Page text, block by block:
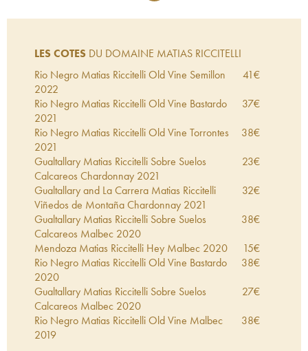
LES COTES DU DOMAINE MATIAS RICCITELLI
Rio Negro Matias Riccitelli Old Vine Semillon
2022
41€
Rio Negro Matias Riccitelli Old Vine Bastardo
2021
37€
Rio Negro Matias Riccitelli Old Vine Torrontes
2021
38€
Gualtallary Matias Riccitelli Sobre Suelos
Calcareos Chardonnay 2021
23€
Gualtallary and La Carrera Matias Riccitelli
Viñedos de Montaña Chardonnay 2021
32€
Gualtallary Matias Riccitelli Sobre Suelos
Calcareos Malbec 2020
38€
Mendoza Matias Riccitelli Hey Malbec 2020 15€
Rio Negro Matias Riccitelli Old Vine Bastardo
2020
38€
Gualtallary Matias Riccitelli Sobre Suelos
Calcareos Malbec 2020
27€
Rio Negro Matias Riccitelli Old Vine Malbec
2019
38€